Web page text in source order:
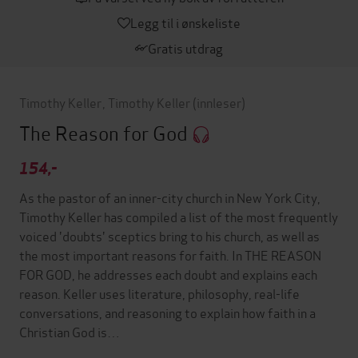
Legg til i ønskeliste
Gratis utdrag
Timothy Keller Timothy Keller (innleser)
The Reason for God
154,-
As the pastor of an inner-city church in New York City,
Timothy Keller has compiled a list of the most frequently
voiced 'doubts' sceptics bring to his church, as well as
the most important reasons for faith. In THE REASON
FOR GOD, he addresses each doubt and explains each
reason. Keller uses literature, philosophy, real-life
conversations, and reasoning to explain how faith in a
Christian God is…